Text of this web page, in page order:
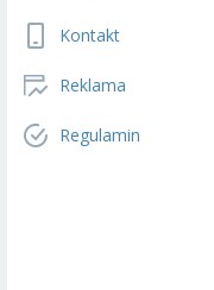
Kontakt
Reklama
Regulamin